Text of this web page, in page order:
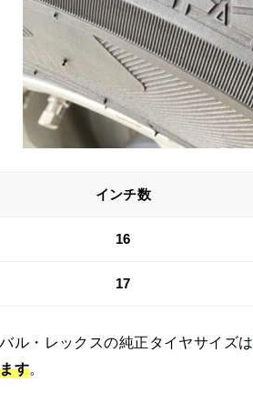
インチ数
16
17
ル・レックスの純正タイヤサイズは
す。